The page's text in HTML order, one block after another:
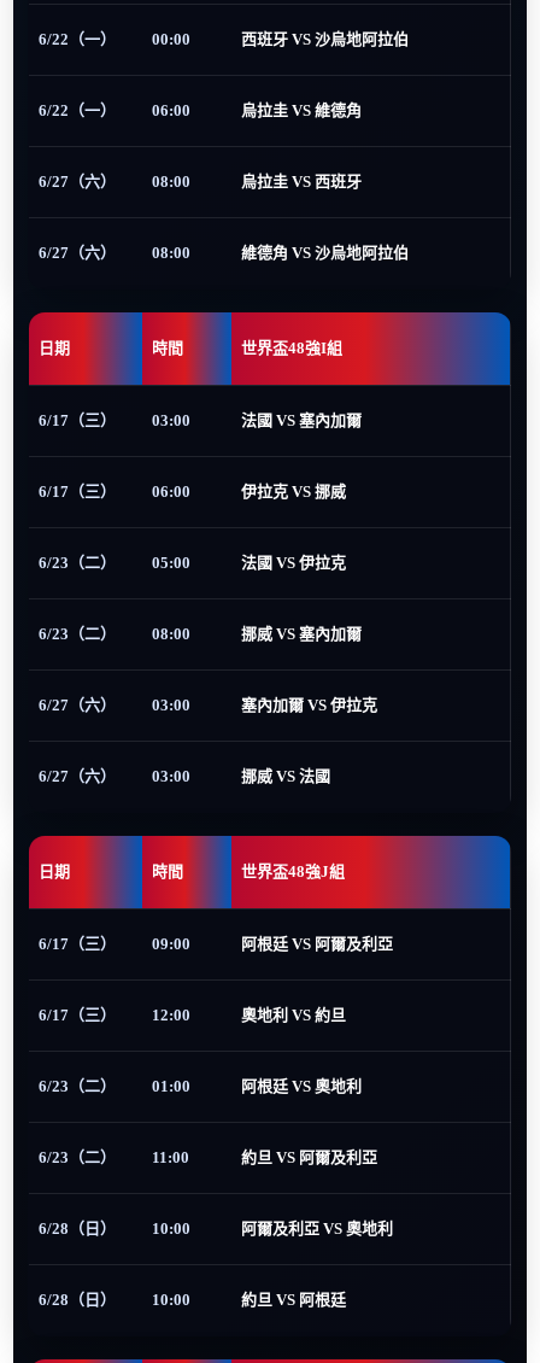
6/22（一） 00:00 西班牙 VS 沙烏地阿拉伯
6/22（一） 06:00 烏拉圭 VS 維德角
6/27（六） 08:00 烏拉圭 VS 西班牙
6/27（六） 08:00 維德角 VS 沙烏地阿拉伯
日期 時間 世界盃48強I組
6/17（三） 03:00 法國 VS 塞內加爾
6/17（三） 06:00 伊拉克 VS 挪威
6/23（二） 05:00 法國 VS 伊拉克
6/23（二） 08:00 挪威 VS 塞內加爾
6/27（六） 03:00 塞內加爾 VS 伊拉克
6/27（六） 03:00 挪威 VS 法國
日期 時間 世界盃48強J組
6/17（三） 09:00 阿根廷 VS 阿爾及利亞
6/17（三） 12:00 奧地利 VS 約旦
6/23（二） 01:00 阿根廷 VS 奧地利
6/23（二） 11:00 約旦 VS 阿爾及利亞
6/28（日） 10:00 阿爾及利亞 VS 奧地利
6/28（日） 10:00 約旦 VS 阿根廷